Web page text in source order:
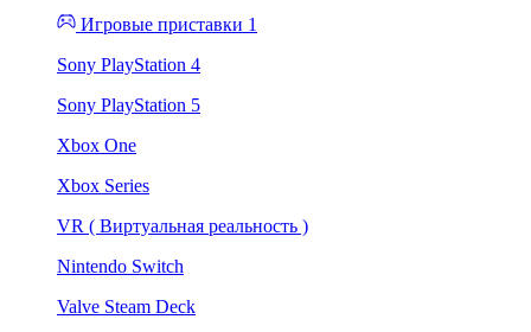
Игровые приставки 1
Sony PlayStation 4
Sony PlayStation 5
Xbox One
Xbox Series
VR ( Виртуальная реальность )
Nintendo Switch
Valve Steam Deck